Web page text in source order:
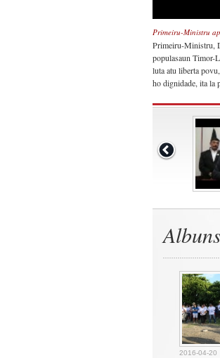
Primeiru-Ministru
Primeiru-Ministru,
populasaun Timor-
luta atu liberta
ho dignidade, ita la
Albuns
2016-04-20